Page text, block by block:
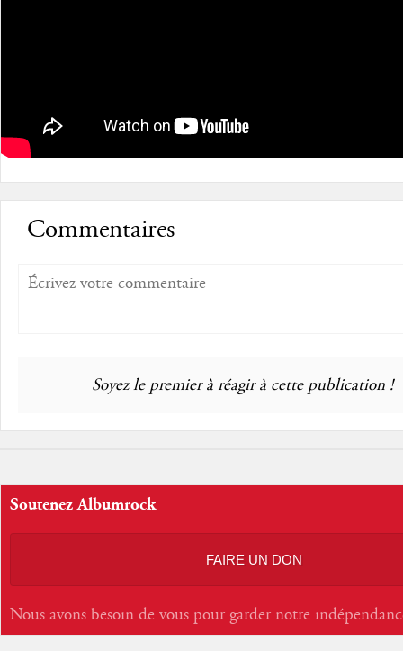
Commentaires
Soyez le premier à réagir à cette publication !
Soutenez Albumrock
FAIRE UN DON
Nous avons besoin de vous pour garder notre